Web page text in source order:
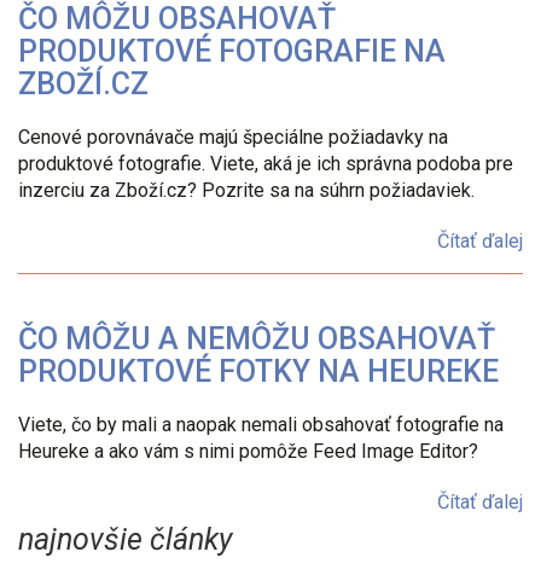
ČO MÔŽU OBSAHOVAŤ
PRODUKTOVÉ FOTOGRAFIE NA
ZBOŽÍ.CZ
Cenové porovnávače majú špeciálne požiadavky na
produktové fotografie. Viete, aká je ich správna podoba pre
inzerciu za Zboží.cz? Pozrite sa na súhrn požiadaviek.
Čítať ďalej
ČO MÔŽU A NEMÔŽU OBSAHOVAŤ
PRODUKTOVÉ FOTKY NA HEUREKE
Viete, čo by mali a naopak nemali obsahovať fotografie na
Heureke a ako vám s nimi pomôže Feed Image Editor?
Čítať ďalej
najnovšie články